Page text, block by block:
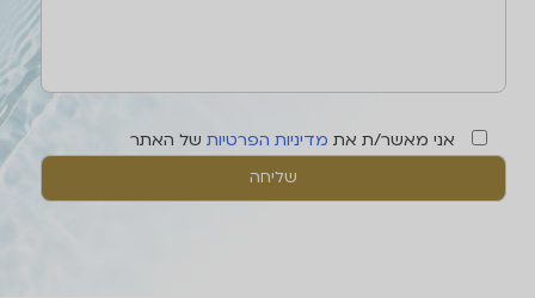
אני מאשר/ת את מדיניות הפרטיות של האתר